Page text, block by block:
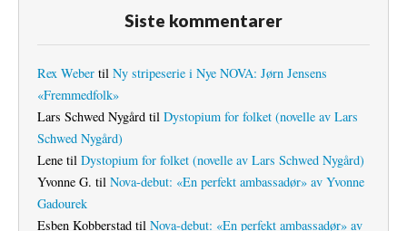
Siste kommentarer
Rex Weber til Ny stripeserie i Nye NOVA: Jørn Jensens
«Fremmedfolk»
Lars Schwed Nygård til Dystopium for folket (novelle av Lars
Schwed Nygård)
Lene til Dystopium for folket (novelle av Lars Schwed Nygård)
Yvonne G. til Nova-debut: «En perfekt ambassadør» av Yvonne
Gadourek
Esben Kobberstad til Nova-debut: «En perfekt ambassadør» av